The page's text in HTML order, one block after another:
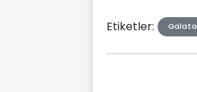
Etiketler: